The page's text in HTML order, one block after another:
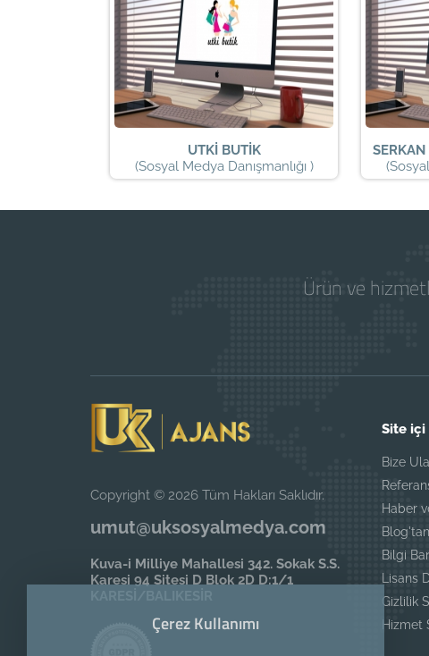
UTKİ BUTİK
(Sosyal Medya Danışmanlığı )
Ürün ve
Copyright © 2026 Tüm Hakları Saklıdır.
umut@uksosyalmedya.com
Kuva-i Milliye Mahallesi 342. Sokak S.S.
Karesi 94 Sitesi D Blok 2D D:1/1
Site içi
Bize
Haber
Bilgi
Lisans
Gizlilik
Hizmet
Çerez Kullanımı